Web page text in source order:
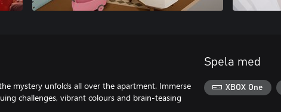
mystery unfolds all over the apartment. Immerse
challenges, vibrant colours and brain-teasing
Spela med
XBOX One